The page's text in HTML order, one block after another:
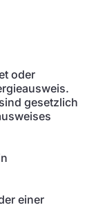
oder
gesetzlich
einer